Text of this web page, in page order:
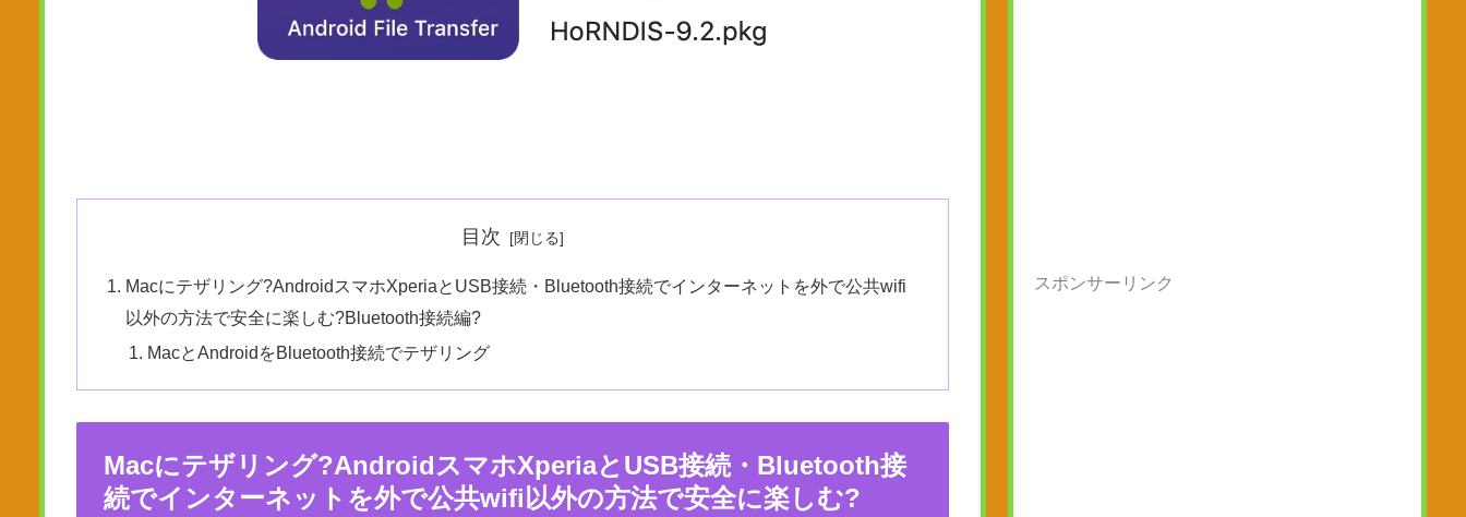
目次
Macにテザリング?AndroidスマホXperiaとUSB接続・Bluetooth接続でインターネットを外で公共wifi
以外の方法で安全に楽しむ?Bluetooth接続編?
MacとAndroidをBluetooth接続でテザリング
Macにテザリング?AndroidスマホXperiaとUSB接続・Bluetooth接
続でインターネットを外で公共wifi以外の方法で安全に楽しむ?
スポンサーリンク